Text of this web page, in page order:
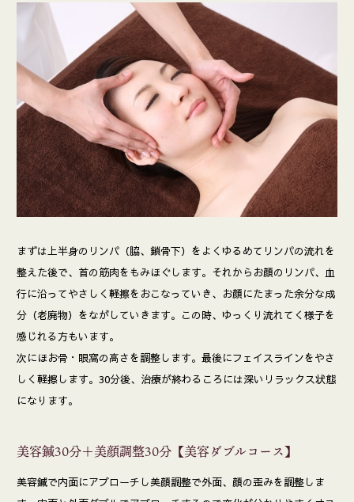
まずは上半身のリンパ（脇、鎖骨下）をよくゆるめてリンパの流れを
整えた後で、首の筋肉をもみほぐします。それからお顔のリンパ、血
行に沿ってやさしく軽擦をおこなっていき、お顔にたまった余分な成
分（老廃物）をながしていきます。この時、ゆっくり流れてく様子を
感じれる方もいます。
次にほお骨・眼窩の高さを調整します。最後にフェイスラインをやさ
しく軽擦します。30分後、治療が終わるころには深いリラックス状態
になります。
美容鍼30分＋美顔調整30分【美容ダブルコース】
美容鍼で内面にアプローチし美顔調整で外面、顔の歪みを調整しま